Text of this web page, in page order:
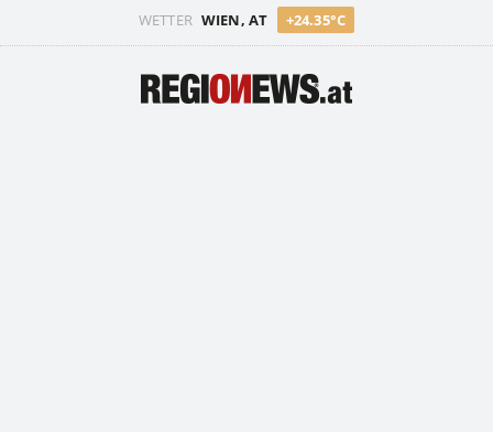
WETTER WIEN, AT +24.35°C